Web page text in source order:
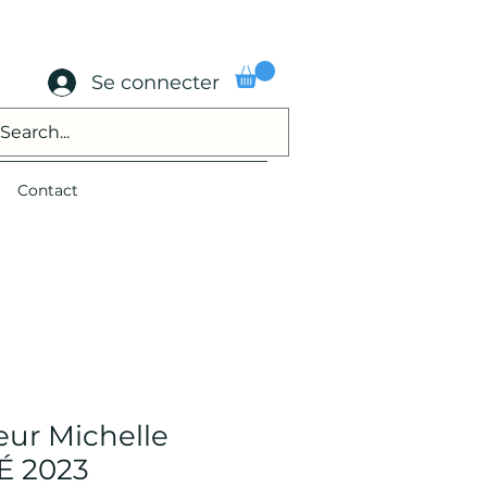
Se connecter
Contact
Michelle
2023